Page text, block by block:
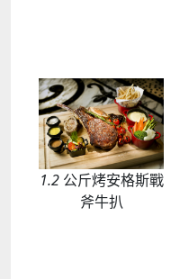
1.2 公斤烤安格斯戰
斧牛扒